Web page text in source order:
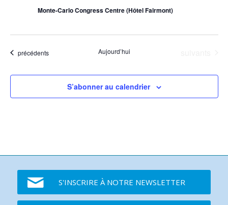
Monte-Carlo Congress Centre (Hôtel Fairmont)
Événements
précédents Aujourd’hui
S’abonner au calendrier
S'INSCRIRE À NOTRE NEWSLETTER